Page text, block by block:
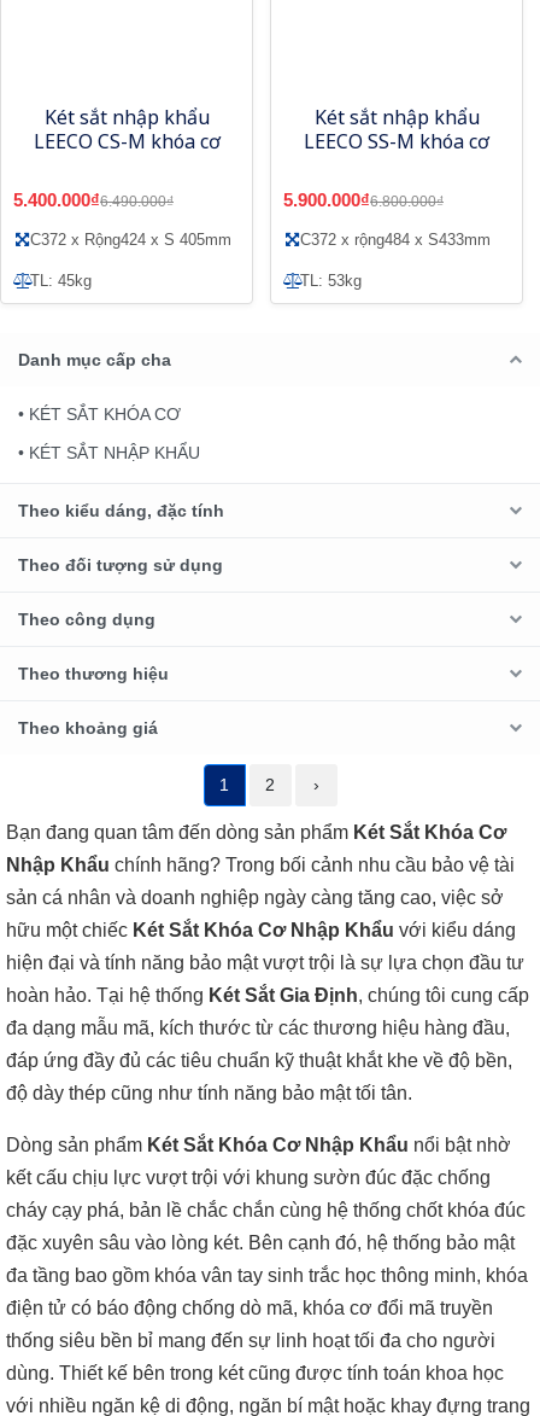
Két sắt nhập khẩu
LEECO CS-M khóa cơ
5.400.000₫6.490.000₫
C372 x Rộng424 x S 405mm
TL: 45kg
Két sắt nhập khẩu
LEECO SS-M khóa cơ
5.900.000₫6.800.000₫
C372 x rộng484 x S433mm
TL: 53kg
Danh mục cấp cha
• KÉT SẮT KHÓA CƠ
• KÉT SẮT NHẬP KHẨU
Theo kiểu dáng, đặc tính
Theo đối tượng sử dụng
Theo công dụng
Theo thương hiệu
Theo khoảng giá
1 2 ›
Bạn đang quan tâm đến dòng sản phẩm Két Sắt Khóa Cơ
Nhập Khẩu chính hãng? Trong bối cảnh nhu cầu bảo vệ tài
sản cá nhân và doanh nghiệp ngày càng tăng cao, việc sở
hữu một chiếc Két Sắt Khóa Cơ Nhập Khẩu với kiểu dáng
hiện đại và tính năng bảo mật vượt trội là sự lựa chọn đầu tư
hoàn hảo. Tại hệ thống Két Sắt Gia Định, chúng tôi cung cấp
đa dạng mẫu mã, kích thước từ các thương hiệu hàng đầu,
đáp ứng đầy đủ các tiêu chuẩn kỹ thuật khắt khe về độ bền,
độ dày thép cũng như tính năng bảo mật tối tân.
Dòng sản phẩm Két Sắt Khóa Cơ Nhập Khẩu nổi bật nhờ
kết cấu chịu lực vượt trội với khung sườn đúc đặc chống
cháy cạy phá, bản lề chắc chắn cùng hệ thống chốt khóa đúc
đặc xuyên sâu vào lòng két. Bên cạnh đó, hệ thống bảo mật
đa tầng bao gồm khóa vân tay sinh trắc học thông minh, khóa
điện tử có báo động chống dò mã, khóa cơ đổi mã truyền
thống siêu bền bỉ mang đến sự linh hoạt tối đa cho người
dùng. Thiết kế bên trong két cũng được tính toán khoa học
với nhiều ngăn kệ di động, ngăn bí mật hoặc khay đựng trang